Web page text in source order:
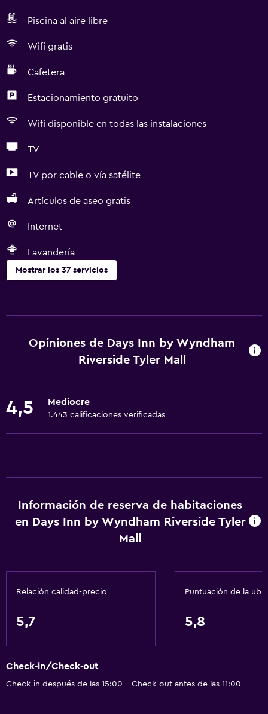
Piscina al aire libre
Wifi gratis
Cafetera
Estacionamiento gratuito
Wifi disponible en todas las instalaciones
TV
TV por cable o vía satélite
Artículos de aseo gratis
Internet
Lavandería
Mostrar los 37 servicios
Tina de baño
Baño privado
Cafetera
Máquina expendedora (bebidas)
Máquina expendedora (botanas)
Servicios básicos
Aire acondicionado
Artículos de aseo gratis
Opiniones de Days Inn by Wyndham
Riverside Tyler Mall
4,5 Mediocre
1.443 calificaciones verificadas
Información de reserva de habitaciones
en Days Inn by Wyndham Riverside Tyler
Mall
Relación calidad-precio
5,7
Puntuación de la
5,8
Check-in/Check-out
Check-in después de las 15:00 - Check-out antes de las 11:00